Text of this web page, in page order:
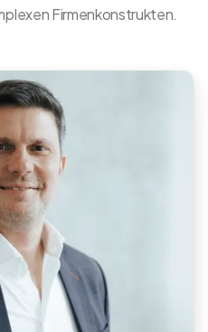
Firmenkonstrukten.